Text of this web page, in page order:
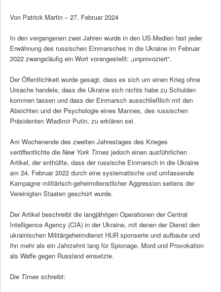
Von Patrick Martin – 27. Februar 2024
In den vergangenen zwei Jahren wurde in den US-Medien fast jeder
Erwähnung des russischen Einmarsches in die Ukraine im Februar
2022 zwangsläufig ein Wort vorangestellt: „unprovoziert“.
Der Öffentlichkeit wurde gesagt, dass es sich um einen Krieg ohne
Ursache handele, dass die Ukraine sich nichts habe zu Schulden
kommen lassen und dass der Einmarsch ausschließlich mit den
Absichten und der Psychologie eines Mannes, des russischen
Präsidenten Wladimir Putin, zu erklären sei.
Am Wochenende des zweiten Jahrestages des Krieges
veröffentlichte die New York Times jedoch einen ausführlichen
Artikel, der enthüllte, dass der russische Einmarsch in die Ukraine
am 24. Februar 2022 durch eine systematische und umfassende
Kampagne militärisch-geheimdienstlicher Aggression seitens der
Vereinigten Staaten geschürt wurde.
Der Artikel beschreibt die langjährigen Operationen der Central
Intelligence Agency (CIA) in der Ukraine, mit denen der Dienst den
ukrainischen Militärgeheimdienst HUR sponserte und aufbaute und
ihn mehr als ein Jahrzehnt lang für Spionage, Mord und Provokation
als Waffe gegen Russland einsetzte.
Die Times schreibt: